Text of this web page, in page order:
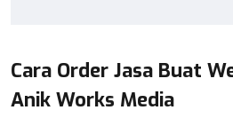
Cara Order Jasa Buat
Anik Works Media